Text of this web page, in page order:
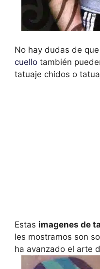
No hay dudas de
cuello también
tatuaje chidos o
Estas imagenes de
les mostramos son
ha avanzado el arte